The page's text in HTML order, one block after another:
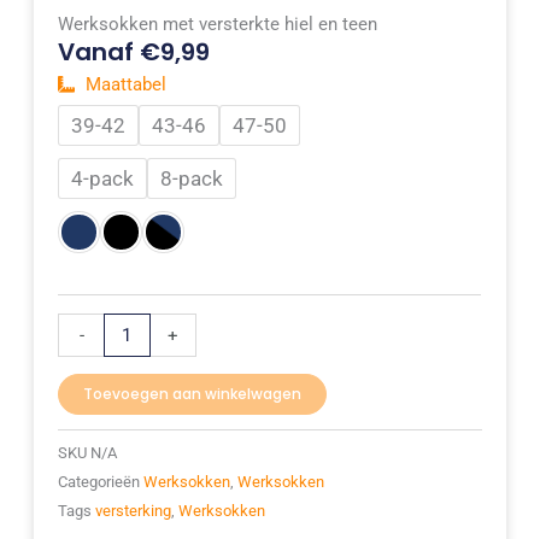
Werksokken met versterkte hiel en teen
Vanaf €9,99
Maattabel
39-42 43-46 47-50
4-pack 8-pack
-
Werksokken
aantal
+
Toevoegen aan winkelwagen
SKU N/A
Categorieën Werksokken ,Werksokken
Tags versterking ,Werksokken